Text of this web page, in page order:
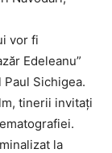
vor fi
Edeleanu”
Sichigea.
tinerii invitați
la